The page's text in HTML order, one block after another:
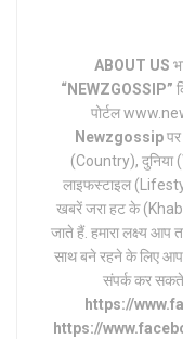
ABOUT US
“NEWZGOSSIP”
पोर्टल
Newzgossipपर
(Country), दुनिया
लाइफस्टाइल
खबरें जरा हट के
जाते हैं. हमारा लक्ष्य आप
साथ बने रहने के लिए
संपर्क कर
https://
https://